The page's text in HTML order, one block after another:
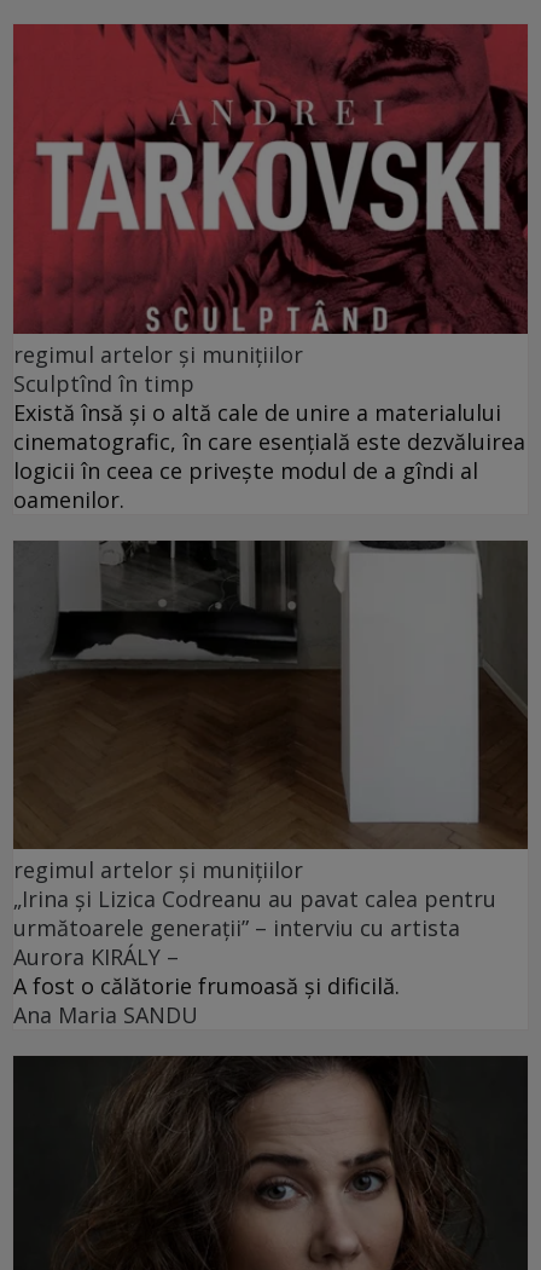
regimul artelor și munițiilor
Sculptînd în timp
Există însă şi o altă cale de unire a materialului
cinematografic, în care esenţială este dezvăluirea
logicii în ceea ce privește modul de a gîndi al
oamenilor.
regimul artelor și munițiilor
„Irina și Lizica Codreanu au pavat calea pentru
următoarele generații” – interviu cu artista
Aurora KIRÁLY –
A fost o călătorie frumoasă și dificilă.
Ana Maria SANDU